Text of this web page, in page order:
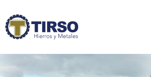
contenido